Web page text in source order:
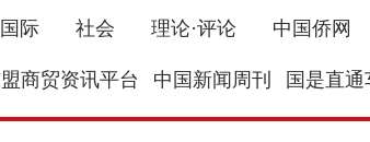
国际 社会 理论·评论 中国侨网
商贸资讯平台 中国新闻周刊 国是直通